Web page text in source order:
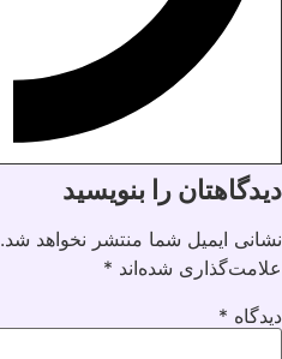
دیدگاهتان را بنویسید
نشانی ایمیل شما منتشر نخواهد شد.
علامت‌گذاری شده‌اند *
دیدگاه *